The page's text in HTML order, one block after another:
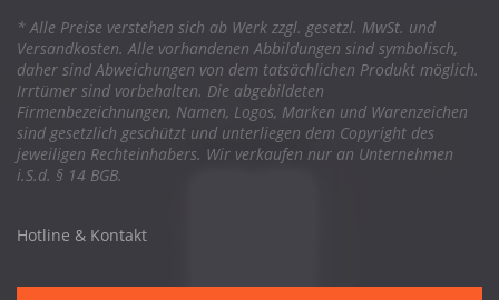
* Alle Preise verstehen sich ab Werk zzgl. gesetzl. MwSt. und
Versandkosten. Alle vorhandenen Abbildungen sind symbolisch,
daher sind Abweichungen von dem tatsächlichen Produkt möglich.
Irrtümer sind vorbehalten. Die abgebildeten
Firmenbezeichnungen, Namen, Logos, Marken und Warenzeichen
sind gesetzlich geschützt und unterliegen dem Copyright des
jeweiligen Rechteinhabers. Wir verkaufen nur an Unternehmen
i.S.d. § 14 BGB.
Hotline & Kontakt